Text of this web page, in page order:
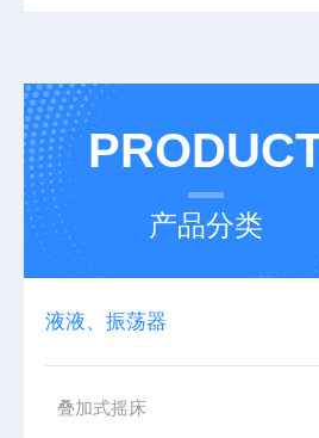
产品分类
液液、振荡器
叠加式摇床